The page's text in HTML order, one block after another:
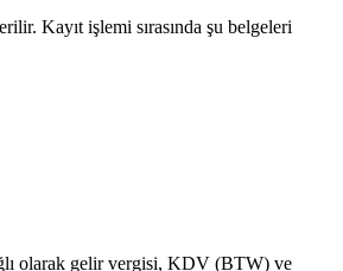
Kayıt işlemi sırasında şu belgeleri
olarak gelir vergisi, KDV (BTW) ve